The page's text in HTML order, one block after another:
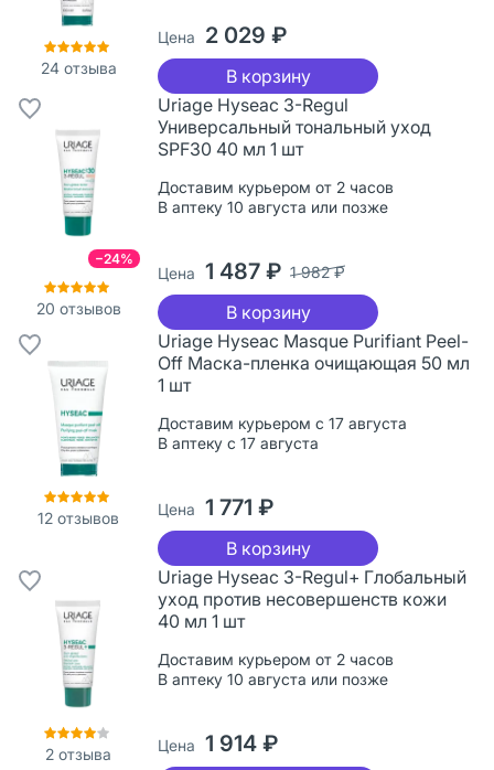
24отзыва
Цена 2 029 ₽
В корзину
−24%
20 отзывов
Uriage Hyseac 3-Regul
Универсальный тональный уход
SPF30 40 мл 1 шт
Доставим курьером от 2 часов
В аптеку 10 августа или позже
Цена 1 487 ₽ 1 982 ₽
В корзину
12 отзывов
Uriage Hyseac Masque Purifiant Peel-
Off Маска-пленка очищающая 50 мл
1 шт
Доставим курьером с 17 августа
В аптеку с 17 августа
Цена 1 771 ₽
В корзину
2 отзыва
Uriage Hyseac 3-Regul+ Глобальный
уход против несовершенств кожи
40 мл 1 шт
Доставим курьером от 2 часов
В аптеку 10 августа или позже
Цена 1 914 ₽